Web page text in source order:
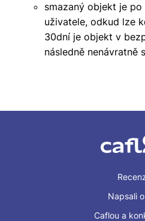
smazaný objekt je
uživatele, odkud lze
30dní je objekt v
následně nenávratně
Napsali
Caflou a